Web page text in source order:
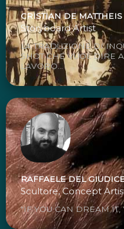
CRISTIAN DE MATTHEIS
Storyboard Artist
LA TRADUZIONE DI
SHOT CHE VUOL DIRE
LAVORO...
RAFFAELE DEL
Scultore, Concept
"IF YOU CAN DREAM IT,